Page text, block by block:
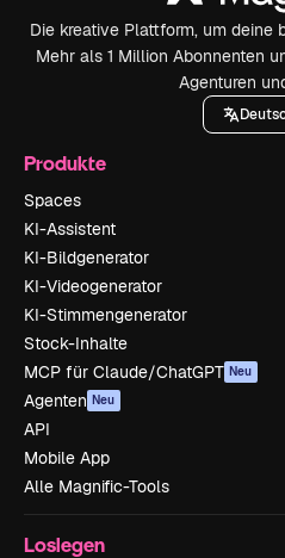
Die kreative Plattform, um deine
Mehr als 1 Million Abonnenten
Agenturen
Produkte
Spaces
KI-Assistent
KI-Bildgenerator
KI-Videogenerator
KI-Stimmengenerator
Stock-Inhalte
MCP für Claude/ChatGPT Neu
Agenten Neu
API
Mobile App
Alle Magnific-Tools
Loslegen